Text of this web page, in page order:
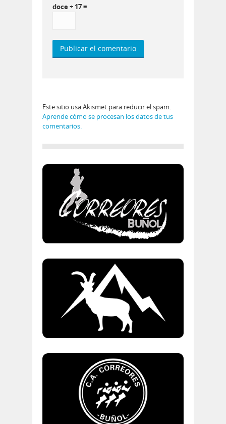
doce + 17 =
Este sitio usa Akismet para reducir el spam.
Aprende cómo se procesan los datos de tus
comentarios.